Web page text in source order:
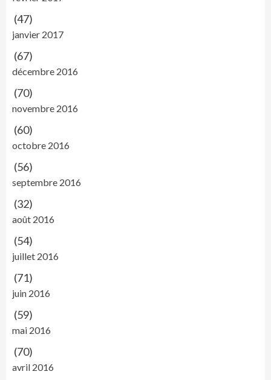
(47)
janvier 2017
(67)
décembre 2016
(70)
novembre 2016
(60)
octobre 2016
(56)
septembre 2016
(32)
août 2016
(54)
juillet 2016
(71)
juin 2016
(59)
mai 2016
(70)
avril 2016